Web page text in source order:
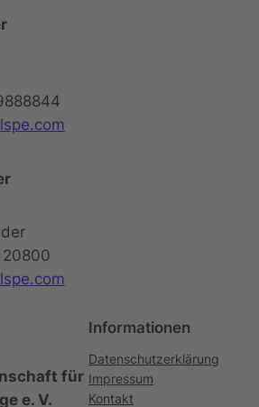
20800
für
e. V.
Informationen
Datenschutzerklärung
Impressum
Kontakt